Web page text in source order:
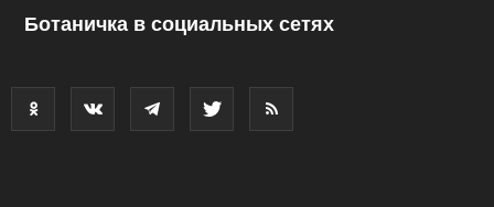
Ботаничка в социальных сетях